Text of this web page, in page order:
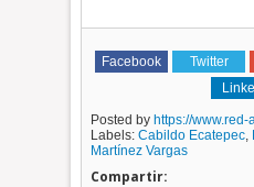
Facebook Twitter
Posted by https://www.red-
Labels:Cabildo Ecatepec,
Martínez Vargas
Compartir: